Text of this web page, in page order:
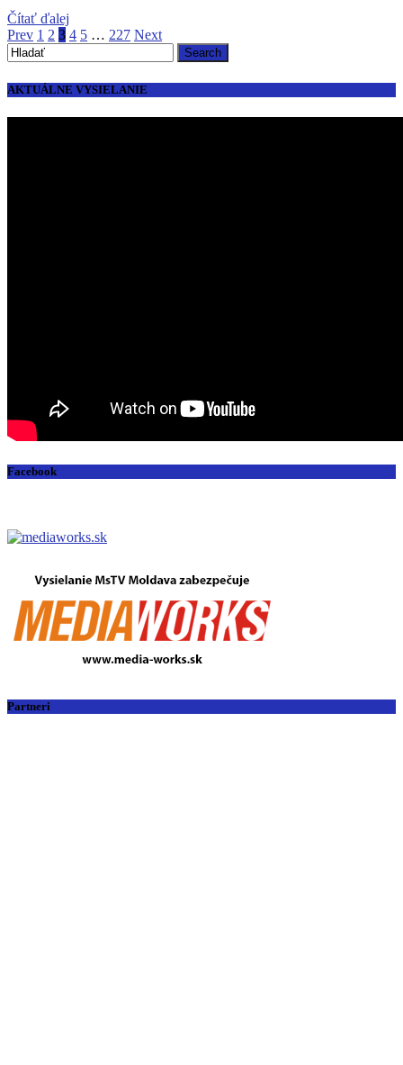
Čítať ďalej
Prev 1 2 3 4 5 … 227 Next
AKTUÁLNE VYSIELANIE
Facebook
Partneri